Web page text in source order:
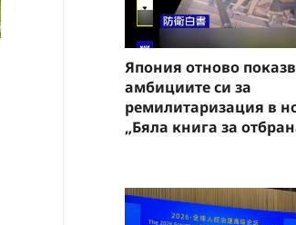
Япония отново
амбициите си за
ремилитаризация в
„Бяла книга за